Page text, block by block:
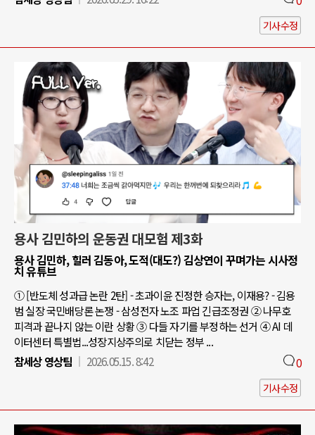
기사수정
용사 김민하의 운동권 대모험 제3화
용사 김민하, 힐러 김동아, 도적(대도?) 김상연이 꾸며가는 시사정
치 유튜브
① [반도체 성과급 논란 2탄] - 초과이윤 진정한 승자는, 이재용? - 김용
범 실장 국민배당론 논쟁 - 삼성전자 노조 파업 긴급조정권 ② 나무호
피격과 끝나지 않는 이란 상황 ③ 다들 자기를 부정하는 선거 ④ AI 데
이터센터 특별법...성장지상주의로 치닫는 정부 ...
참세상 영상팀
2026.05.15. 8:42 0
기사수정